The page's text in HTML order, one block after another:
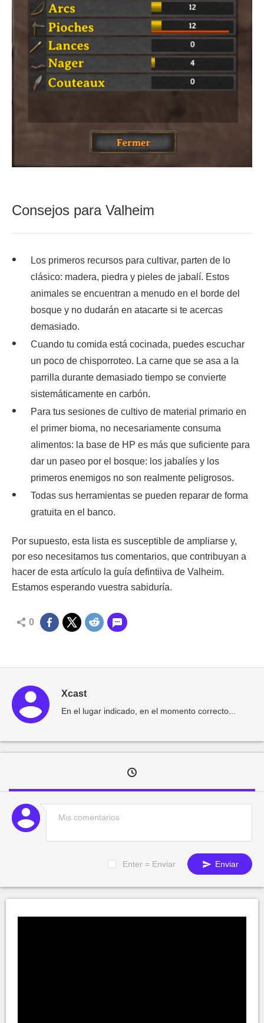
Consejos para Valheim
Los primeros recursos para cultivar, parten de lo
clásico: madera, piedra y pieles de jabalí. Estos
animales se encuentran a menudo en el borde del
bosque y no dudarán en atacarte si te acercas
demasiado.
Cuando tu comida está cocinada, puedes escuchar
un poco de chisporroteo. La carne que se asa a la
parrilla durante demasiado tiempo se convierte
sistemáticamente en carbón.
Para tus sesiones de cultivo de material primario en
el primer bioma, no necesariamente consuma
alimentos: la base de HP es más que suficiente para
dar un paseo por el bosque: los jabalíes y los
primeros enemigos no son realmente peligrosos.
Todas sus herramientas se pueden reparar de forma
gratuita en el banco.
Por supuesto, esta lista es susceptible de ampliarse y,
por eso necesitamos tus comentarios, que contribuyan a
hacer de esta artículo la guía defintiiva de Valheim.
Estamos esperando vuestra sabiduría.
0
Xcast
En el lugar indicado, en el momento correcto...
Enter = Enviar Enviar